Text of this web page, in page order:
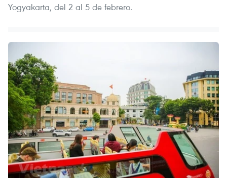
Yogyakarta, del 2 al 5 de febrero.